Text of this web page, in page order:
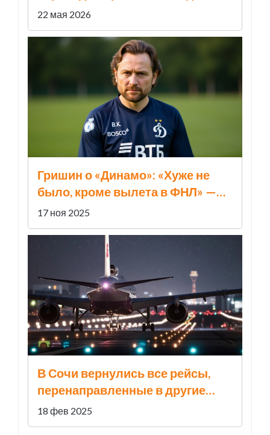
22 мая 2026
Гришин о «Динамо»: «Хуже не
было, кроме вылета в ФНЛ» —
Карпин под давлением
17 ноя 2025
В Сочи вернулись все рейсы,
перенаправленные в другие
аэропорты
18 фев 2025